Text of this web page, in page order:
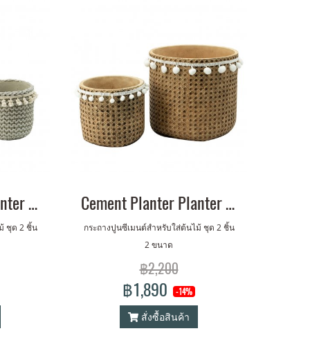
Cement Planter Planter w./ Tassel Set of 2 (S,M)
ชุด 2 ชิ้น
Cement Planter Planter w/ Cotton Set of 2
กระถางปูนซีเมนต์สำหรับใส่ต้นไม้ ชุด 2 ชิ้น
2 ขนาด
฿2,200
฿1,890 -14%
สั่งซื้อสินค้า